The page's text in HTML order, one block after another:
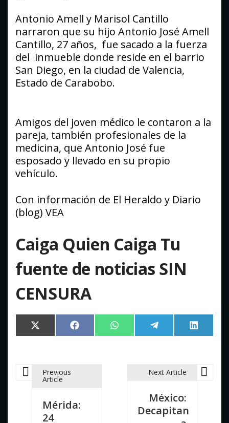
Antonio Amell y Marisol Cantillo
narraron que su hijo Antonio José Amell
Cantillo, 27 años, fue sacado a la fuerza
del inmueble donde reside en el barrio
San Diego, en la ciudad de Valencia,
Estado de Carabobo.
Amigos del joven médico le contaron a la
pareja, también profesionales de la
medicina, que Antonio José fue
esposado y llevado en su propio
vehículo.
Con información de El Heraldo y Diario
(blog) VEA
Caiga Quien Caiga Tu
fuente de noticias SIN
CENSURA
Compartir
en
X
(Twitter)
Compartir
en
Facebook Compartir
en
WhatsAppCompartir
en
Telegram
en
Previous
Article
Mérida:
24
Next Article
México:
Decapitan